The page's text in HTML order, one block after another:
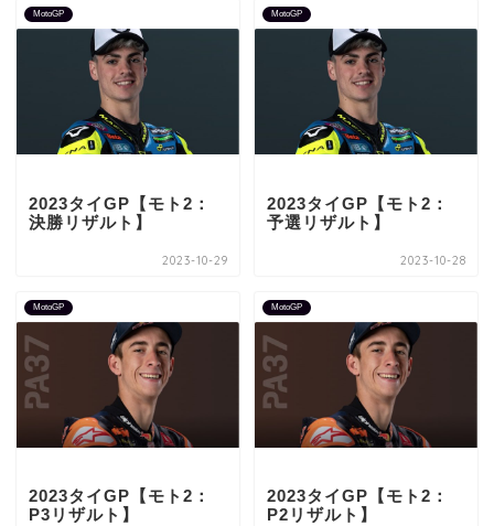
MotoGP
2023タイGP【モト2：
決勝リザルト】
2023-10-29
MotoGP
2023タイGP【モト2：
予選リザルト】
2023-10-28
MotoGP
2023タイGP【モト2：
P3リザルト】
MotoGP
2023タイGP【モト2：
P2リザルト】